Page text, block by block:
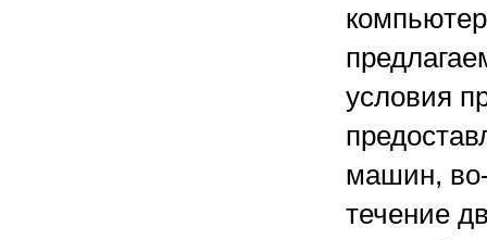
условия
машин,
течение